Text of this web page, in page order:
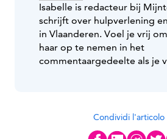
Isabelle is redacteur bij
schrijft over hulpverlening
in Vlaanderen. Voel je vrij
haar op te nemen in het
commentaargedeelte als je
Condividi l'articolo